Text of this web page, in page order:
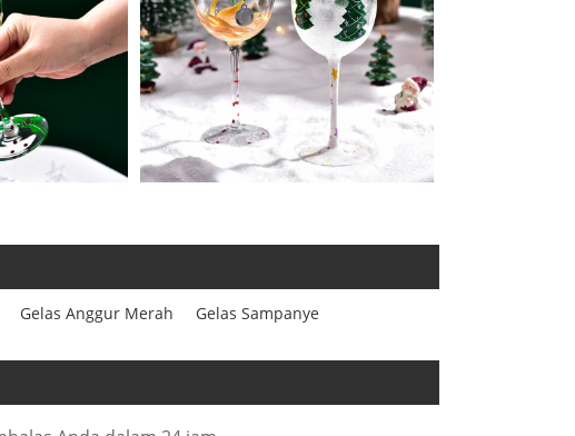
Gelas Anggur Merah
Gelas Sampanye